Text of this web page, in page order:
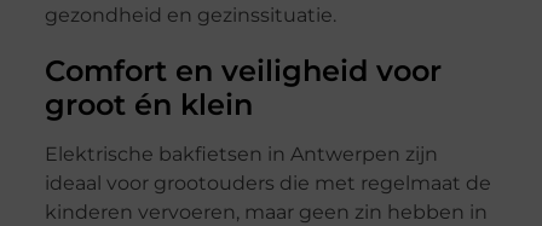
gezondheid en gezinssituatie.
Comfort en veiligheid voor
groot én klein
Elektrische bakfietsen in Antwerpen zijn
ideaal voor grootouders die met regelmaat de
kinderen vervoeren, maar geen zin hebben in